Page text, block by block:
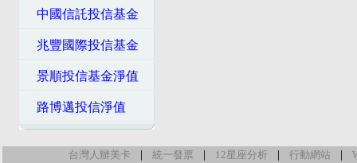
中國信託投信基金
兆豐國際投信基金
景順投信基金淨值
路博邁投信淨值
台灣人辦美卡 | 統一發票 | 12星座分析 | 行動網站 |